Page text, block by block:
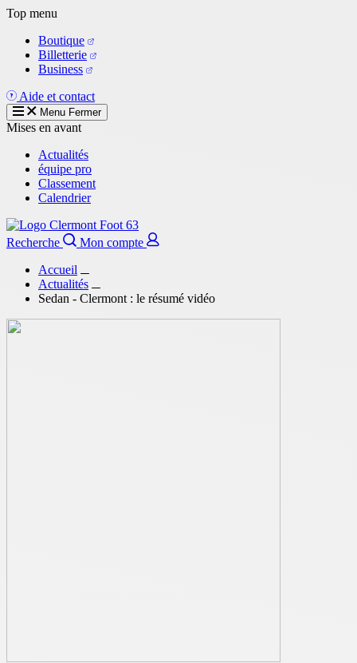
Aller
contenu
principal
Top menu
Boutique
Billetterie
Business
Aide et contact
Menu Fermer
Mises en avant
Actualités
équipe pro
Classement
Calendrier
Recherche
Mon compte
Accueil
Actualités
Sedan - Clermont : le résumé vidéo